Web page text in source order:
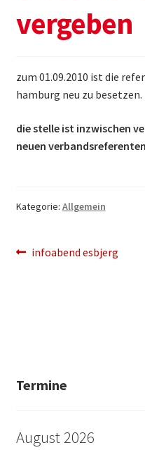
Themen & Politik
Kalender
vergeben
zum 01.09.2010 ist die
hamburg neu zu besetzen.
die stelle ist inzwischen
neuen
Kategorie: Allgemein
Vorheriger
infoabend esbjerg
Termine
August 2026